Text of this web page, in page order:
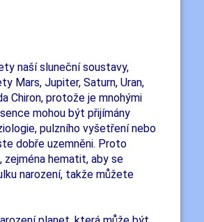
naší sluneční soustavy,
Mars, Jupiter, Saturn, Uran,
Chiron, protože je mnohými
mohou být přijímány
pulzního vyšetření nebo
dobře uzemněni. Proto
zejména hematit, aby se
narození, takže můžete